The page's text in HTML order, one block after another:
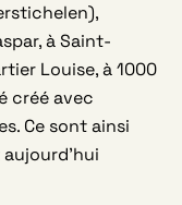
à Saint-
Louise, à 1000
créé avec
Ce sont ainsi